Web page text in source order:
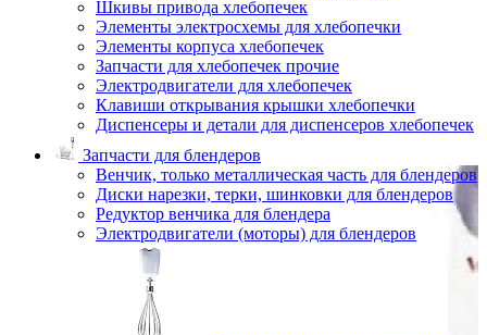
Шкивы привода хлебопечек
Элементы электросхемы для хлебопечки
Элементы корпуса хлебопечек
Запчасти для хлебопечек прочие
Электродвигатели для хлебопечек
Клавиши открывания крышки хлебопечки
Диспенсеры и детали для диспенсеров хлебопечек
Запчасти для блендеров
Венчик, только металлическая часть для блендеров
Диски нарезки, терки, шинковки для блендеров
Редуктор венчика для блендера
Электродвигатели (моторы) для блендеров